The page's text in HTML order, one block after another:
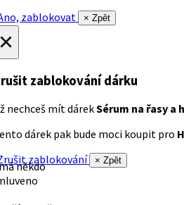
zablokovat
× Zpět
zablokování dárku
nechceš mít dárekSérum na řasy a
dárek pak bude moci koupit pro
zablokování
× Zpět
někdo